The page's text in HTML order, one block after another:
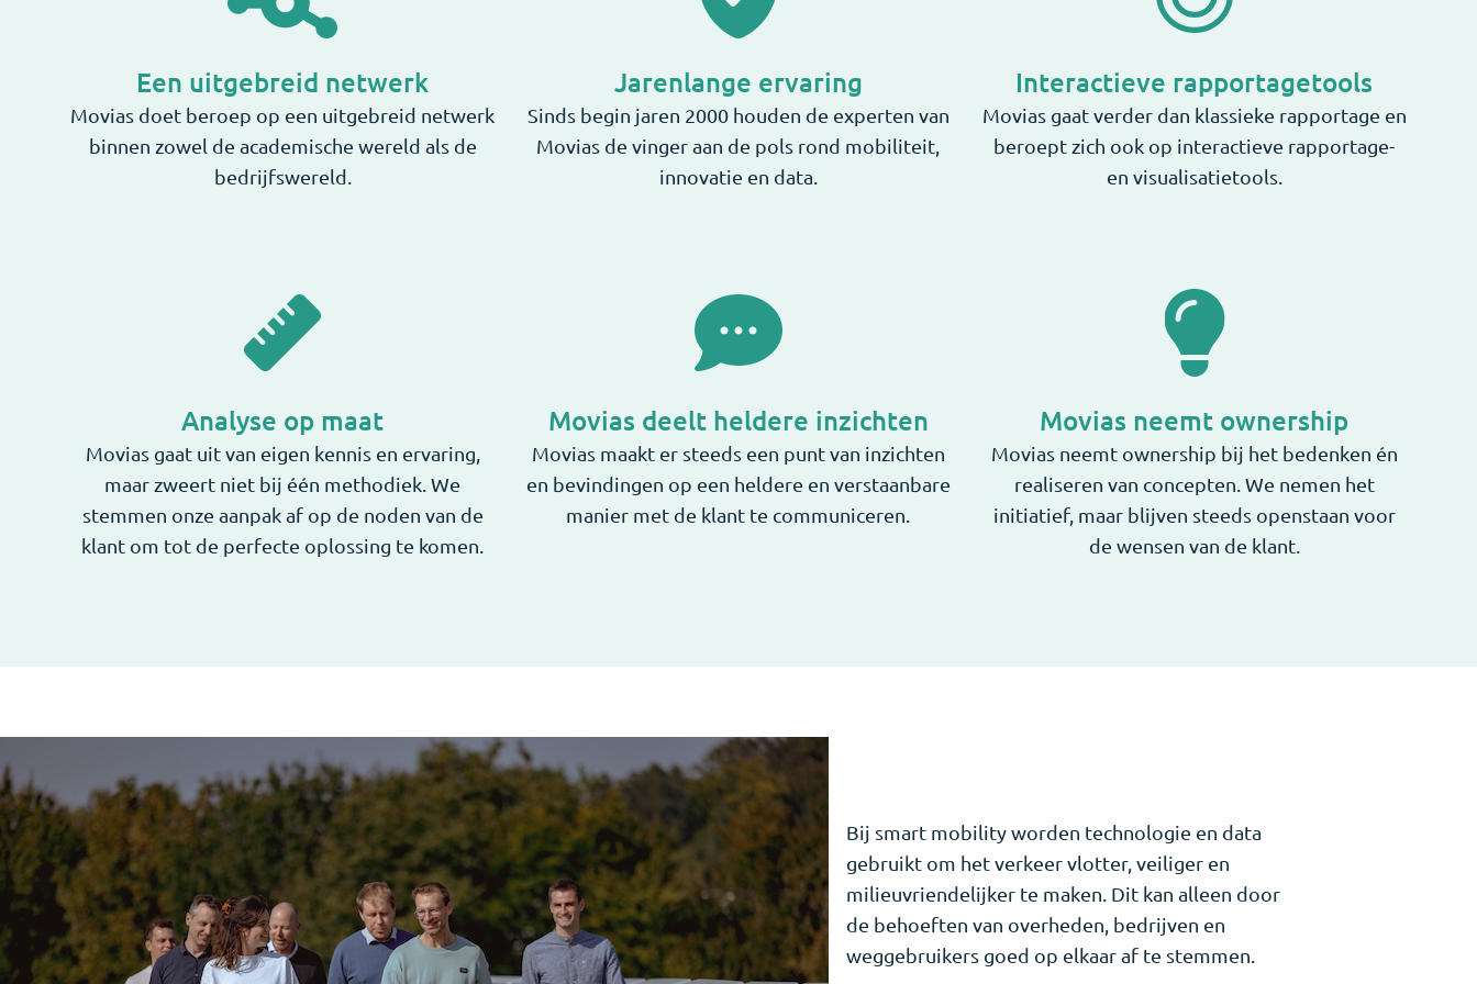
Een uitgebreid netwerk
Movias doet beroep op een uitgebreid netwerk
binnen zowel de academische wereld als de
bedrijfswereld.
Jarenlange ervaring
Sinds begin jaren 2000 houden de experten van
Movias de vinger aan de pols rond mobiliteit,
innovatie en data.
Interactieve rapportagetools
Movias gaat verder dan klassieke rapportage en
beroept zich ook op interactieve rapportage-
en visualisatietools.
Analyse op maat
Movias gaat uit van eigen kennis en ervaring,
maar zweert niet bij één methodiek. We
stemmen onze aanpak af op de noden van de
klant om tot de perfecte oplossing te komen.
Movias deelt heldere inzichten
Movias maakt er steeds een punt van inzichten
en bevindingen op een heldere en verstaanbare
manier met de klant te communiceren.
Movias neemt ownership
Movias neemt ownership bij het bedenken én
realiseren van concepten. We nemen het
initiatief, maar blijven steeds openstaan voor
de wensen van de klant.
Bij smart mobility worden technologie en data
gebruikt om het verkeer vlotter, veiliger en
milieuvriendelijker te maken. Dit kan alleen door
de behoeften van overheden, bedrijven en
weggebruikers goed op elkaar af te stemmen.